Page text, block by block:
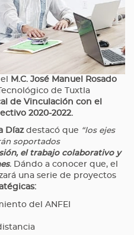
M.C. José Manuel Rosado
de Tuxtla
de Vinculación con el
2020-2022.
Díazdestacó que “los ejes
soportados
el trabajo colaborativo y
. Dándo a conocer que, el
una serie de proyectos
del ANFEI